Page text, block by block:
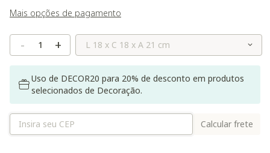
Mais opções de pagamento
- + Selecione o Tamanho
Uso de DECOR20 para 20% de desconto em produtos
selecionados de Decoração.
Calcular frete